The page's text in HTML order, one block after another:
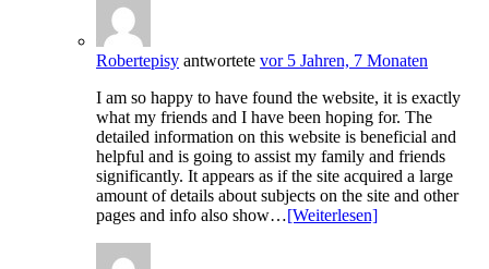
Robertepisy antwortete vor 5 Jahren, 7 Monaten
I am so happy to have found the website, it is exactly
what my friends and I have been hoping for. The
detailed information on this website is beneficial and
helpful and is going to assist my family and friends
significantly. It appears as if the site acquired a large
amount of details about subjects on the site and other
pages and info also show…[Weiterlesen]